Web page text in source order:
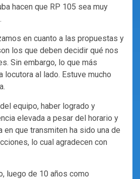
hacen que RP 105 sea muy
en cuanto a las propuestas y
los que deben decidir qué nos
Sin embargo, lo que más
locutora al lado. Estuve mucho
equipo, haber logrado y
elevada a pesar del horario y
en que transmiten ha sido una de
lo cual agradecen con
luego de 10 años como